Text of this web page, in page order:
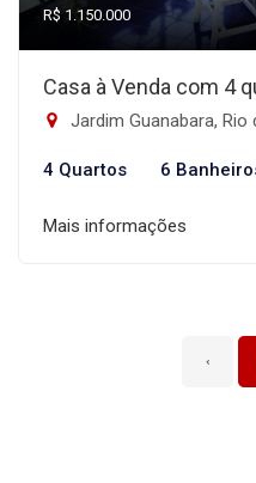
R$ 1.150.000
Casa à Venda com 4
Jardim Guanabara, Rio
4 Quartos 6
Mais informações
‹